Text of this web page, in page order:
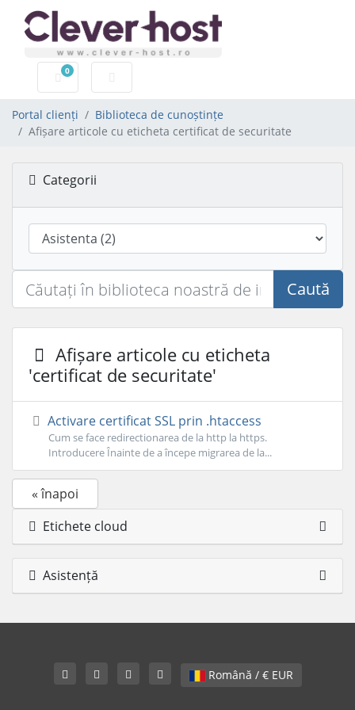
0
Coș de cumpărături
Portal clienți
Biblioteca de cunoștințe
Afișare articole cu eticheta certificat de securitate
Categorii
Caută
Afișare articole cu eticheta
'certificat de securitate'
Activare certificat SSL prin .htaccess
Cum se face redirectionarea de la http la https.
Introducere Înainte de a începe migrarea de la...
« înapoi
Etichete cloud
Asistență
Română / € EUR